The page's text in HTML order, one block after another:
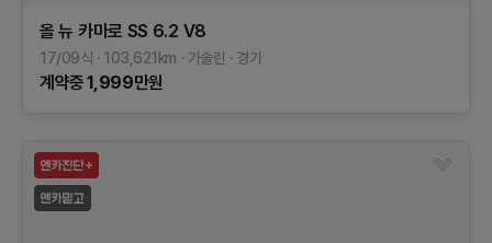
올 뉴 카마로 SS 6.2 V8
17/09식 103,621 km 가솔린 경기
계약중1,999만원